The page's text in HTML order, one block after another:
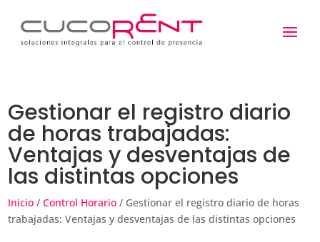
Gestionar el registro diario
de horas trabajadas:
Ventajas y desventajas de
las distintas opciones
Inicio /Control Horario / Gestionar el registro diario de horas
trabajadas: Ventajas y desventajas de las distintas opciones